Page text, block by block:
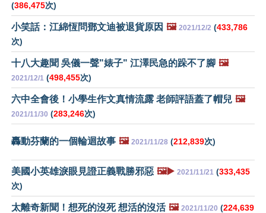
(386,475次)
小笑話：江綿恆問鄧文迪被退貨原因 🖼️ 2021/12/2 (433,786
次)
十八大趣聞 吳儀一聲"婊子" 江澤民急的跺不了腳 🖼️
2021/12/1 (498,455次)
六中全會後！小學生作文真情流露 老師評語蓋了帽兒 🖼️
2021/11/30 (283,246次)
轟動芬蘭的一個輪迴故事 🖼️ 2021/11/28 (212,839次)
美國小英雄淚眼見證正義戰勝邪惡 🖼️▶️ 2021/11/21 (333,435
次)
太離奇新聞！想死的沒死 想活的沒活 🖼️ 2021/11/20 (224,639